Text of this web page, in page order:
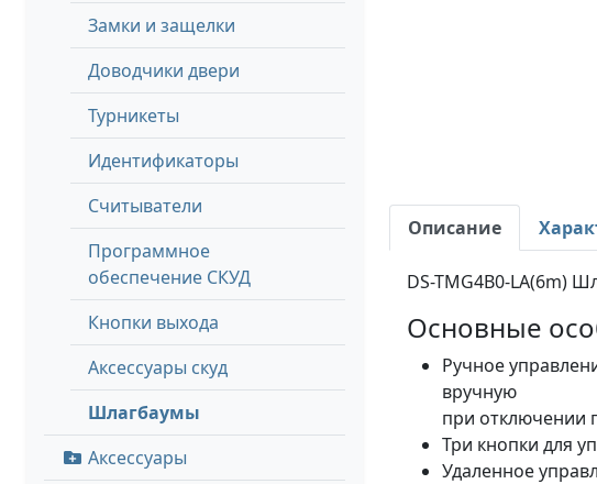
Замки и защелки
Доводчики двери
Турникеты
Идентификаторы
Считыватели
Программное
обеспечение СКУД
Кнопки выхода
Аксессуары скуд
Шлагбаумы
Аксессуары
Описание
DS-TMG4B0-LA(6m)
Основные
Ручное
вручную
при отключении
Три кнопки для
Удаленное